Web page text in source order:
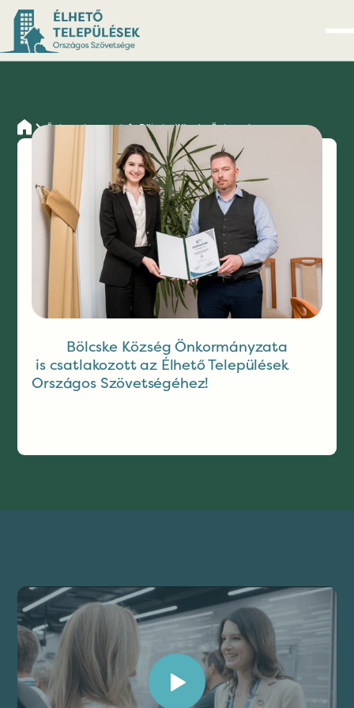
Önkormányzatok Bölcske Község Önkormányzata
Bölcske Község
Önkormányzata
Bölcske Község Önkormányzata
is csatlakozott az Élhető Települések
Országos Szövetségéhez!